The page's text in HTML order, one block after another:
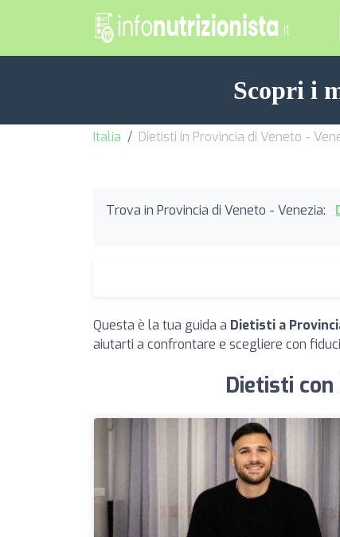
Scopri i
Italia Dietisti in Provincia di Veneto -
Trova in Provincia di Veneto - Venezia:
Questa è la tua guida a Dietisti a
aiutarti a confrontare e scegliere con
Dietisti con